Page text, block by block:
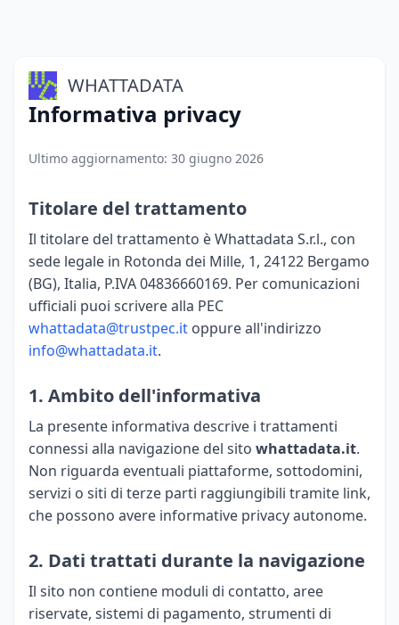
WHATTADATA
Informativa privacy
Ultimo aggiornamento: 30 giugno 2026
Titolare del trattamento
Il titolare del trattamento è Whattadata S.r.l., con
sede legale in Rotonda dei Mille, 1, 24122 Bergamo
(BG), Italia, P.IVA 04836660169. Per comunicazioni
ufficiali puoi scrivere alla PEC
whattadata@trustpec.it oppure all'indirizzo
info@whattadata.it.
1. Ambito dell'informativa
La presente informativa descrive i trattamenti
connessi alla navigazione del sito whattadata.it.
Non riguarda eventuali piattaforme, sottodomini,
servizi o siti di terze parti raggiungibili tramite link,
che possono avere informative privacy autonome.
2. Dati trattati durante la navigazione
Il sito non contiene moduli di contatto, aree
riservate, sistemi di pagamento, strumenti di